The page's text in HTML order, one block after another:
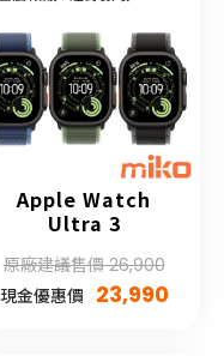
Apple Watch
Ultra 3
原廠建議售價 26,900
現金優惠價 23,990